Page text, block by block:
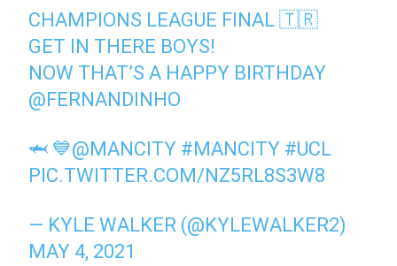
CHAMPIONS LEAGUE FINAL 🇹🇷
GET IN THERE BOYS!
NOW THAT’S A HAPPY BIRTHDAY
@FERNANDINHO
🦈 💙@MANCITY #MANCITY #UCL
PIC.TWITTER.COM/NZ5RL8S3W8
— KYLE WALKER (@KYLEWALKER2)
MAY 4, 2021